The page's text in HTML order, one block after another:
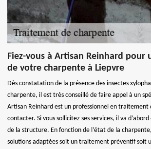
Fiez-vous à Artisan Reinhard
de votre charpente à Liepvre
Dès constatation de la présence des insectes
charpente, il est très conseillé de faire appel à un
Artisan Reinhard est un professionnel en traitement
contacter. Si vous sollicitez ses services, il va
de la structure. En fonction de l’état de la
solutions adaptées soit un traitement préventif soit